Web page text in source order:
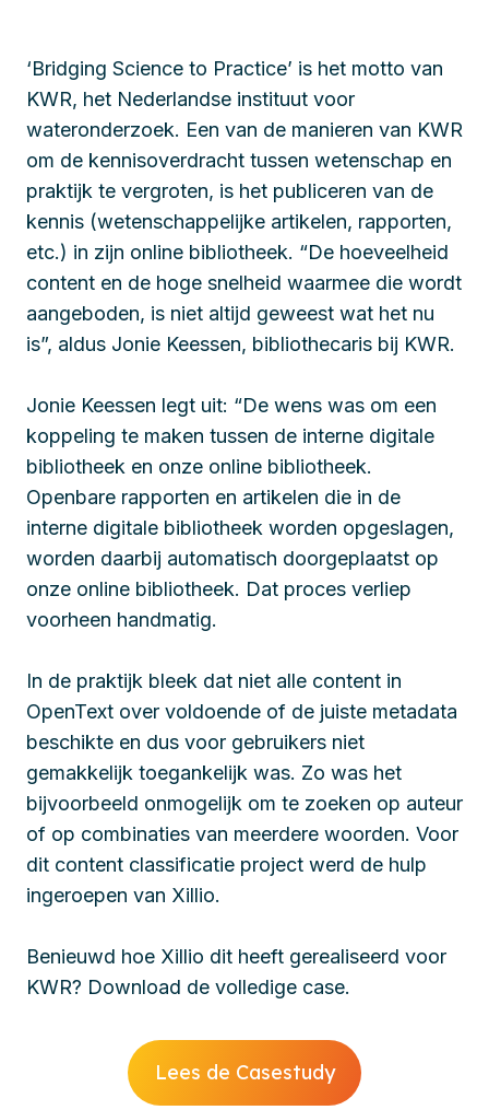
‘Bridging Science to Practice’ is het motto van
KWR, het Nederlandse instituut voor
wateronderzoek. Een van de manieren van KWR
om de kennisoverdracht tussen wetenschap en
praktijk te vergroten, is het publiceren van de
kennis (wetenschappelijke artikelen, rapporten,
etc.) in zijn online bibliotheek. “De hoeveelheid
content en de hoge snelheid waarmee die wordt
aangeboden, is niet altijd geweest wat het nu
is”, aldus Jonie Keessen, bibliothecaris bij KWR.
Jonie Keessen legt uit: “De wens was om een
koppeling te maken tussen de interne digitale
bibliotheek en onze online bibliotheek.
Openbare rapporten en artikelen die in de
interne digitale bibliotheek worden opgeslagen,
worden daarbij automatisch doorgeplaatst op
onze online bibliotheek. Dat proces verliep
voorheen handmatig.
In de praktijk bleek dat niet alle content in
OpenText over voldoende of de juiste metadata
beschikte en dus voor gebruikers niet
gemakkelijk toegankelijk was. Zo was het
bijvoorbeeld onmogelijk om te zoeken op auteur
of op combinaties van meerdere woorden. Voor
dit content classificatie project werd de hulp
ingeroepen van Xillio.
Benieuwd hoe Xillio dit heeft gerealiseerd voor
KWR? Download de volledige case.
Lees de Casestudy